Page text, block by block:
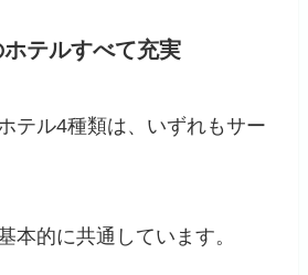
テルすべて充実
テル4種類は、いずれもサー
本的に共通しています。